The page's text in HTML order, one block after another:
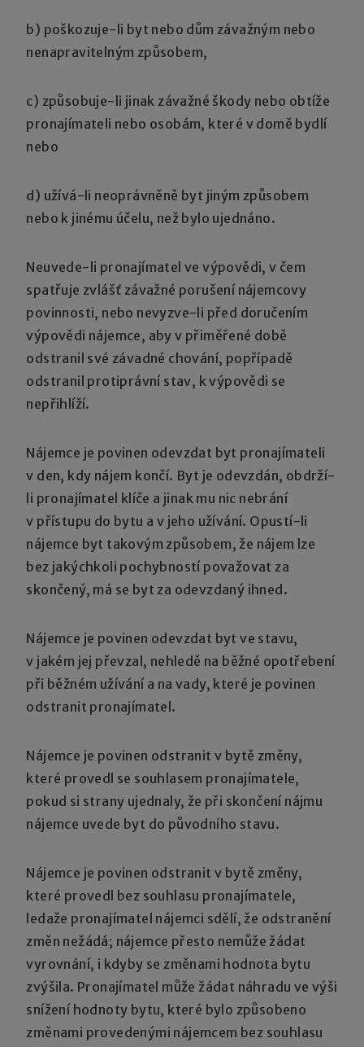
b) poškozuje-li byt nebo dům závažným nebo
nenapravitelným způsobem,
c) způsobuje-li jinak závažné škody nebo obtíže
pronajímateli nebo osobám, které v domě bydlí
nebo
d) užívá-li neoprávněně byt jiným způsobem
nebo k jinému účelu, než bylo ujednáno.
Neuvede-li pronajímatel ve výpovědi, v čem
spatřuje zvlášť závažné porušení nájemcovy
povinnosti, nebo nevyzve-li před doručením
výpovědi nájemce, aby v přiměřené době
odstranil své závadné chování, popřípadě
odstranil protiprávní stav, k výpovědi se
nepřihlíží.
Nájemce je povinen odevzdat byt pronajímateli
v den, kdy nájem končí. Byt je odevzdán, obdrží-
li pronajímatel klíče a jinak mu nic nebrání
v přístupu do bytu a v jeho užívání. Opustí-li
nájemce byt takovým způsobem, že nájem lze
bez jakýchkoli pochybností považovat za
skončený, má se byt za odevzdaný ihned.
Nájemce je povinen odevzdat byt ve stavu,
v jakém jej převzal, nehledě na běžné opotřebení
při běžném užívání a na vady, které je povinen
odstranit pronajímatel.
Nájemce je povinen odstranit v bytě změny,
které provedl se souhlasem pronajímatele,
pokud si strany ujednaly, že při skončení nájmu
nájemce uvede byt do původního stavu.
Nájemce je povinen odstranit v bytě změny,
které provedl bez souhlasu pronajímatele,
ledaže pronajímatel nájemci sdělí, že odstranění
změn nežádá; nájemce přesto nemůže žádat
vyrovnání, i kdyby se změnami hodnota bytu
zvýšila. Pronajímatel může žádat náhradu ve výši
snížení hodnoty bytu, které bylo způsobeno
změnami provedenými nájemcem bez souhlasu